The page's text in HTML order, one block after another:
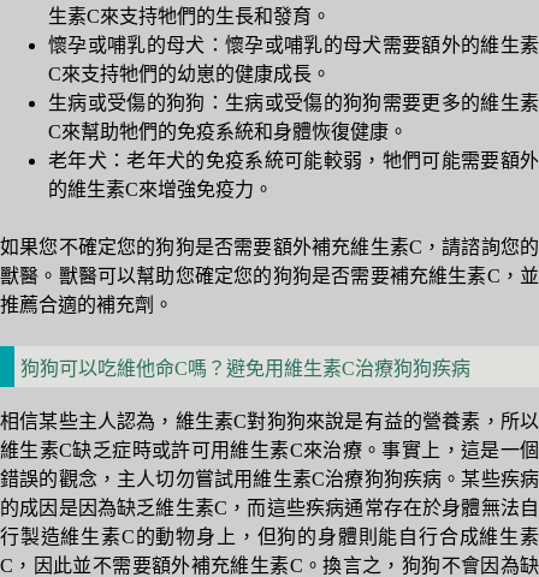
生素C來支持牠們的生長和發育。
懷孕或哺乳的母犬：懷孕或哺乳的母犬需要額外的維生素
C來支持牠們的幼崽的健康成長。
生病或受傷的狗狗：生病或受傷的狗狗需要更多的維生素
C來幫助牠們的免疫系統和身體恢復健康。
老年犬：老年犬的免疫系統可能較弱，牠們可能需要額外
的維生素C來增強免疫力。
如果您不確定您的狗狗是否需要額外補充維生素C，請諮詢您的
獸醫。獸醫可以幫助您確定您的狗狗是否需要補充維生素C，並
推薦合適的補充劑。
狗狗可以吃維他命C嗎？避免用維生素C治療狗狗疾病
相信某些主人認為，維生素C對狗狗來說是有益的營養素，所以
維生素C缺乏症時或許可用維生素C來治療。事實上，這是一個
錯誤的觀念，主人切勿嘗試用維生素C治療狗狗疾病。某些疾病
的成因是因為缺乏維生素C，而這些疾病通常存在於身體無法自
行製造維生素C的動物身上，但狗的身體則能自行合成維生素
C，因此並不需要額外補充維生素C。換言之，狗狗不會因為缺